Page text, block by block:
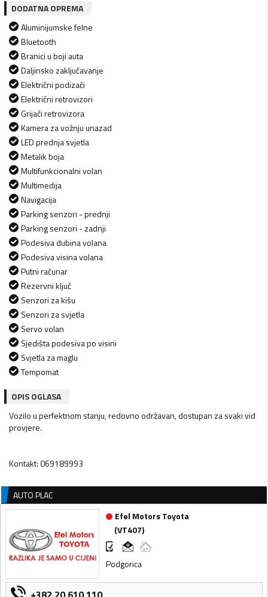
DODATNA OPREMA
Aluminijumske felne
Bluetooth
Branici u boji auta
Daljinsko zaključavanje
Električni podizači
Električni retrovizori
Grijači retrovizora
Kamera za vožnju unazad
LED prednja svjetla
Metalik boja
Multifunkcionalni volan
Multimedija
Navigacija
Parking senzori - prednji
Parking senzori - zadnji
Podesiva dubina volana
Podesiva visina volana
Putni računar
Rezervni ključ
Senzori za kišu
Senzori za svjetla
Servo volan
Sjedišta podesiva po visini
Svjetla za maglu
Tempomat
OPIS OGLASA
Vozilo u perfektnom stanju, redovno održavan, dostupan za svaki vid
provjere.
Kontakt: 069189993
AUTO PLAC
Efel Motors Toyota
(VT407)
Podgorica